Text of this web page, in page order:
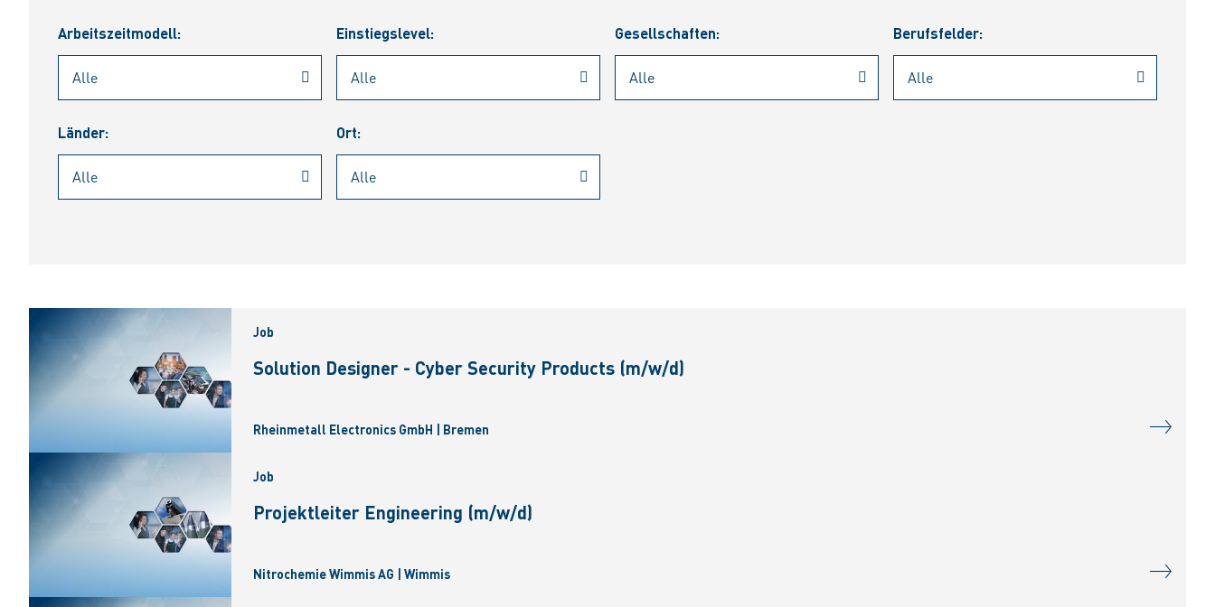
Arbeitszeitmodell: Einstiegslevel: Gesellschaften: Berufsfelder:
Länder: Ort:
Job
Solution Designer - Cyber Security Products (m/w/d)
Rheinmetall Electronics GmbH | Bremen
Job
Projektleiter Engineering (m/w/d)
Nitrochemie Wimmis AG | Wimmis